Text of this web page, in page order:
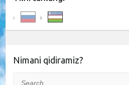
Nimani qidiramiz?